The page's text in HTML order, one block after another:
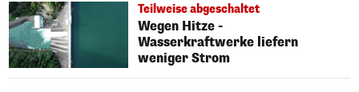
Teilweise abgeschaltet
Wegen Hitze -
Wasserkraftwerke liefern
weniger Strom